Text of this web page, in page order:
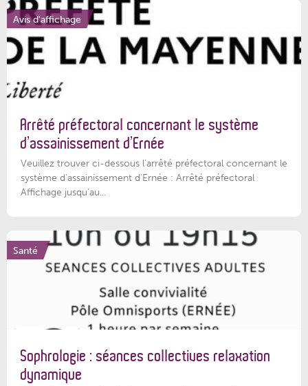
Avis d'affichage
Arrêté préfectoral concernant le système
d’assainissement d’Ernée
Veuillez trouver ci-dessous l’arrêté préfectoral concernant le
système d'assainissement d'Ernée : Arrêté préfectoral
Affichage jusqu'au...
Santé
Sophrologie : séances collectives relaxation
dynamique